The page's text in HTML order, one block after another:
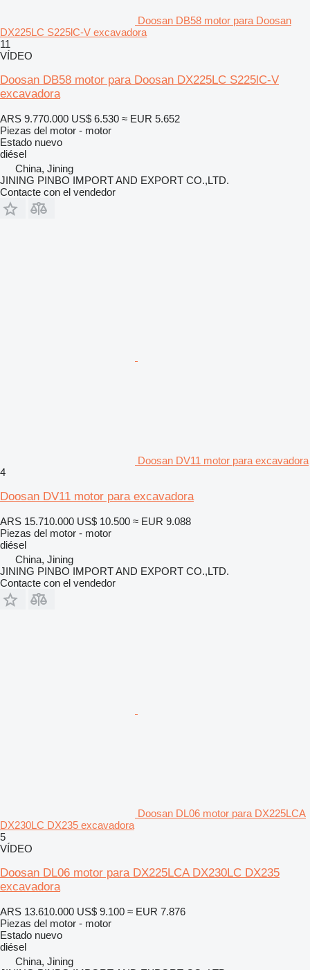
Doosan DB58 motor para Doosan
DX225LC S225lC-V excavadora
11
VÍDEO
Doosan DB58 motor para Doosan DX225LC S225lC-V
excavadora
ARS 9.770.000 US$ 6.530 ≈ EUR 5.652
Piezas del motor - motor
Estado nuevo
diésel
China, Jining
JINING PINBO IMPORT AND EXPORT CO.,LTD.
Contacte con el vendedor
Doosan DV11 motor para excavadora
4
Doosan DV11 motor para excavadora
ARS 15.710.000 US$ 10.500 ≈ EUR 9.088
Piezas del motor - motor
diésel
China, Jining
JINING PINBO IMPORT AND EXPORT CO.,LTD.
Contacte con el vendedor
Doosan DL06 motor para DX225LCA
DX230LC DX235 excavadora
5
VÍDEO
Doosan DL06 motor para DX225LCA DX230LC DX235
excavadora
ARS 13.610.000 US$ 9.100 ≈ EUR 7.876
Piezas del motor - motor
Estado nuevo
diésel
China, Jining